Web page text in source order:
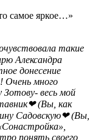
самое яркое…»
такие
Александра
донесение
Очень много
Зотову- весь мой
(Вы, как
Садовскую❤ (Вы,
понять своего